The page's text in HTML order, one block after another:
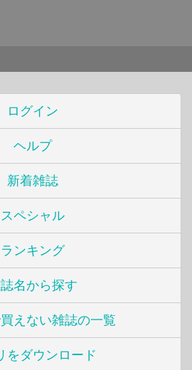
ログイン
ヘルプ
新着雑誌
スペシャル
ランキング
名から探す
えない雑誌の一覧
をダウンロード